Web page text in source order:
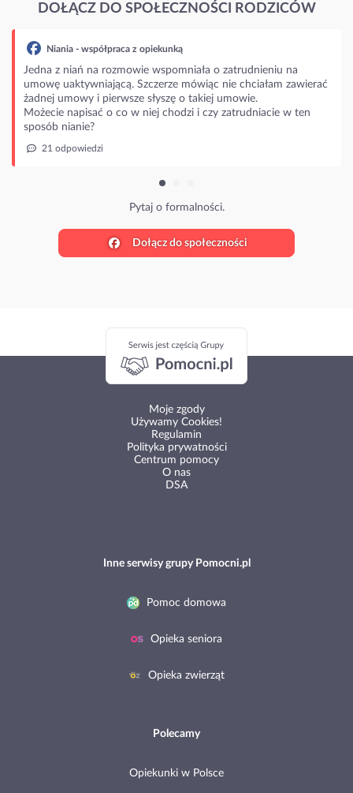
DOŁĄCZ DO SPOŁECZNOŚCI RODZICÓW
z opiekunką
rozmowie wspomniała o zatrudnieniu na
Szczerze mówiąc nie chciałam zawierać
i pierwsze słyszę o takiej umowie.
o co w niej chodzi i czy zatrudniacie w ten
Pytaj o formalności.
Dołącz do społeczności
Moje zgody
Używamy Cookies!
Regulamin
Polityka prywatności
Centrum pomocy
O nas
DSA
Inne serwisy grupy Pomocni.pl
Pomoc domowa
Opieka seniora
Opieka zwierząt
Polecamy
Opiekunki w Polsce